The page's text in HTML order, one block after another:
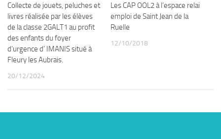
Collecte de jouets, peluches et
livres réalisée par les élèves
de la classe 2GALT1 au profit
des enfants du foyer
d’urgence d’ IMANIS situé à
Fleury les Aubrais.
20/12/2024
Les CAP OOL2 à l’espace relai
emploi de Saint Jean de la
Ruelle
12/10/2018